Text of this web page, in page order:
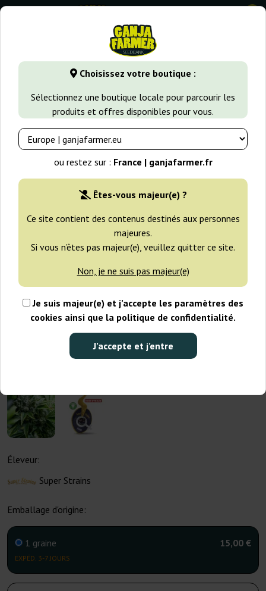
Choisissez votre boutique :
Sélectionnez une boutique locale pour parcourir les
produits et offres disponibles pour vous.
ou restez sur : France | ganjafarmer.fr
Êtes-vous majeur(e) ?
Ce site contient des contenus destinés aux personnes
majeures.
Si vous n’êtes pas majeur(e), veuillez quitter ce site.
Non, je ne suis pas majeur(e)
Je suis majeur(e) et j’accepte les paramètres des
cookies ainsi que la politique de confidentialité.
J’accepte et j’entre
0
GanjaFarmer.fr Types de Graines Graines de Cannabis
Éleveur:
Super Strains
Emballage d'origine:
1 graine
EXPÉD. 3-7 JOURS
15,00 €